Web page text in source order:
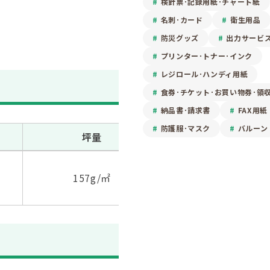
坪量 ISO白色度
157g/㎡
名刺･カード
衛生用品
防災グッズ
出力サービ
プリンター･トナー･インク
レジロール･ハンディ用紙
食券･チケット･お買い物券･領
納品書･請求書
FAX用紙
防護服･マスク
バルーン